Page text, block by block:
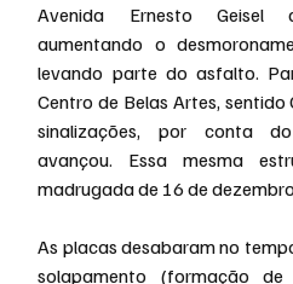
Avenida Ernesto Geisel
aumentando o
levando parte do asfalto.
Centro de Belas Artes,
sinalizações, por conta
avançou. Essa mesma
madrugada de 16 de
As placas desabaram no
solapamento (formação